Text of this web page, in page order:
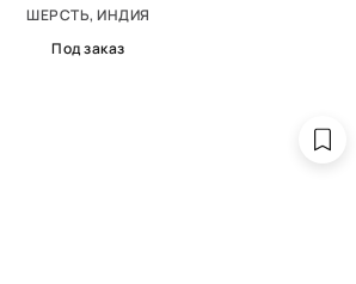
ШЕРСТЬ, ИНДИЯ
Под заказ